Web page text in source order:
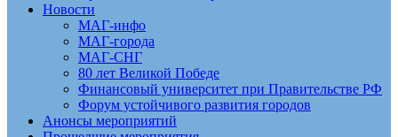
Новости
МАГ-инфо
МАГ-города
МАГ-СНГ
80 лет Великой Победе
Финансовый университет при Правительстве РФ
Форум устойчивого развития городов
Анонсы мероприятий